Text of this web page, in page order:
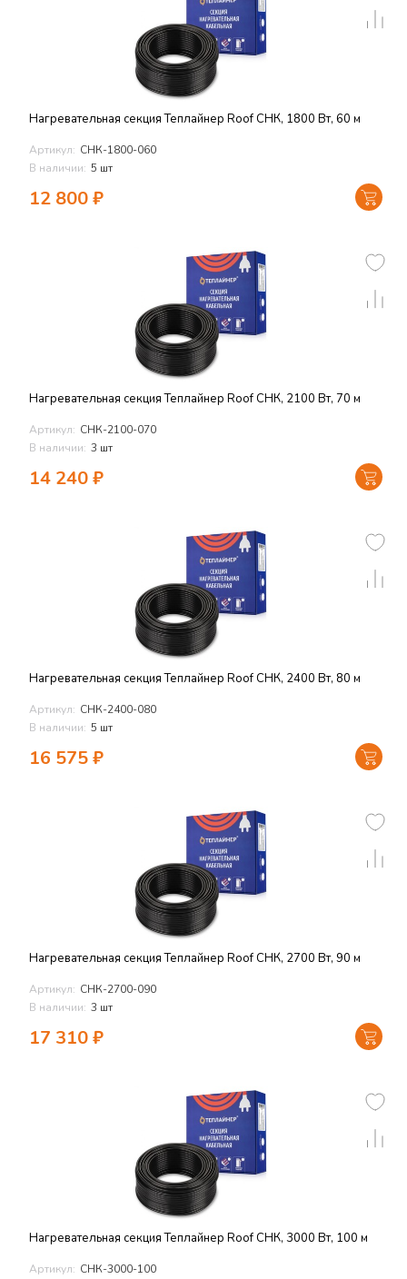
Нагревательная секция Теплайнер Roof СНК, 1800 Вт, 60 м
Артикул: СНК-1800-060
В наличии: 5 шт
12 800₽
Нагревательная секция Теплайнер Roof СНК, 2100 Вт, 70 м
Артикул: СНК-2100-070
В наличии: 3 шт
14 240₽
Нагревательная секция Теплайнер Roof СНК, 2400 Вт, 80 м
Артикул: СНК-2400-080
В наличии: 5 шт
16 575₽
Нагревательная секция Теплайнер Roof СНК, 2700 Вт, 90 м
Артикул: СНК-2700-090
В наличии: 3 шт
17 310₽
Нагревательная секция Теплайнер Roof СНК, 3000 Вт, 100 м
Артикул: СНК-3000-100